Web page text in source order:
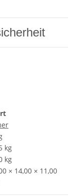
kg
kg
× 14,00 × 11,00